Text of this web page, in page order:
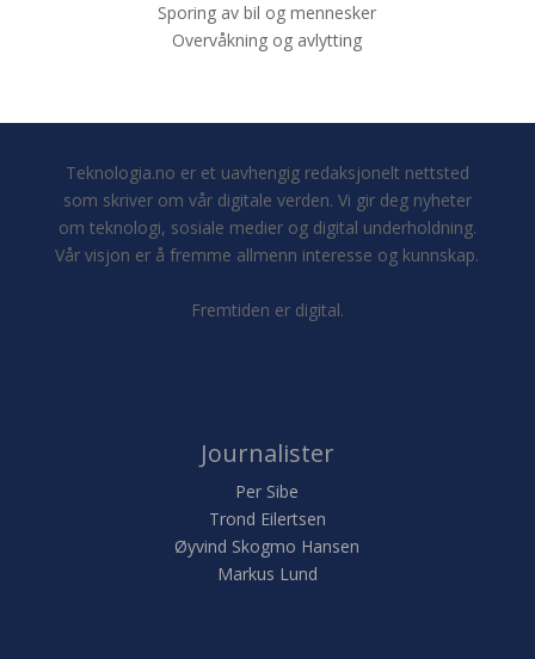
Sporing av bil og mennesker
Overvåkning og avlytting
Teknologia.no er et uavhengig redaksjonelt nettsted
som skriver om vår digitale verden. Vi gir deg nyheter
om teknologi, sosiale medier og digital underholdning.
Vår visjon er å fremme allmenn interesse og kunnskap.
Fremtiden er digital.
Journalister
Per Sibe
Trond Eilertsen
Øyvind Skogmo Hansen
Markus Lund